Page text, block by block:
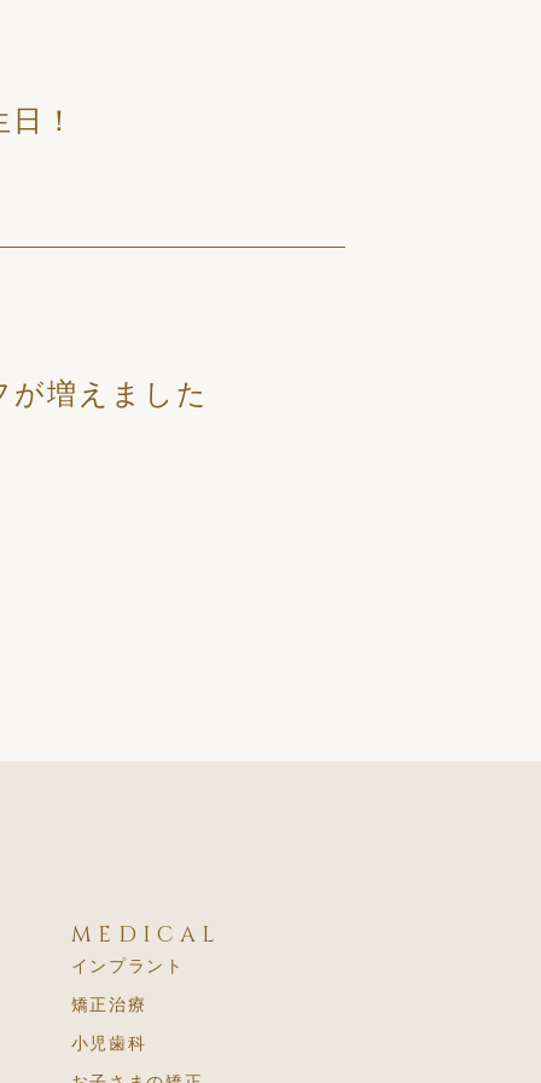
！
が増えました
MEDICAL
インプラント
矯正治療
小児歯科